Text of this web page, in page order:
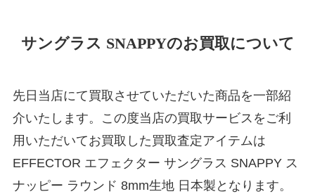
サングラス SNAPPYのお買取について
先日当店にて買取させていただいた商品を一部紹
介いたします。この度当店の買取サービスをご利
用いただいてお買取した買取査定アイテムは
EFFECTOR エフェクター サングラス SNAPPY ス
ナッピー ラウンド 8mm生地 日本製となります。